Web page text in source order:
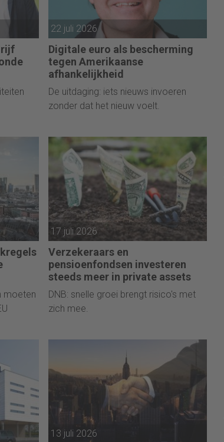
22 juli 2026
Digitale euro als bescherming
tegen Amerikaanse
afhankelijkheid
De uitdaging: iets nieuws invoeren
zonder dat het nieuw voelt.
moeten
17 juli 2026
Verzekeraars en
pensioenfondsen investeren
steeds meer in private assets
DNB: snelle groei brengt risico's met
zich mee.
13 juli 2026